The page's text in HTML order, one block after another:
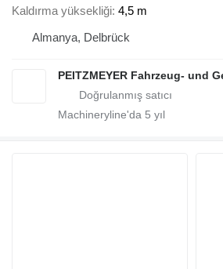
Kaldırma yüksekliği 4,5 m
Almanya, Delbrück
PEITZMEYER Fahrzeug- und
Machineryline'da 5 yıl